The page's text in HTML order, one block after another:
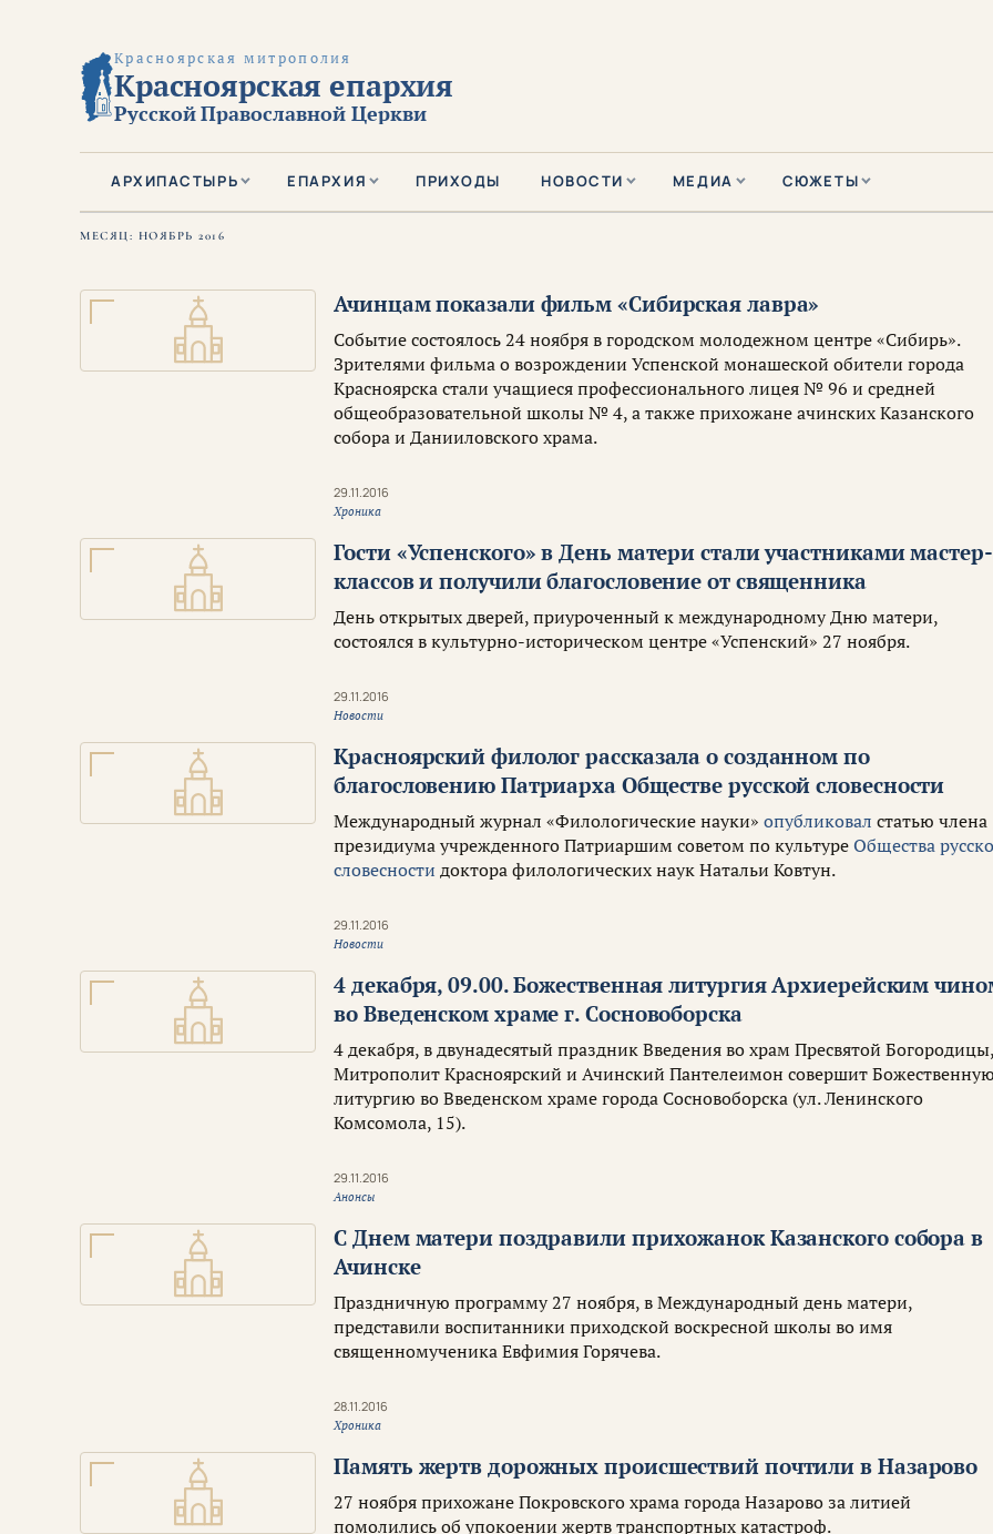
Красноярская митрополия
Красноярская епархия
Русской Православной Церкви
АРХИПАСТЫРЬ ЕПАРХИЯ ПРИХОДЫ НОВОСТИ МЕДИА СЮЖЕТЫ
МЕСЯЦ: НОЯБРЬ 2016
Ачинцам показали фильм «Сибирская лавра»
Событие состоялось 24 ноября в городском молодежном центре «Сибирь».
Зрителями фильма о возрождении Успенской монашеской обители города
Красноярска стали учащиеся профессионального лицея № 96 и средней
общеобразовательной школы № 4, а также прихожане ачинских Казанского
собора и Данииловского храма.
29.11.2016
Хроника
Гости «Успенского» в День матери стали участниками мастер-
классов и получили благословение от священника
День открытых дверей, приуроченный к международному Дню матери,
состоялся в культурно-историческом центре «Успенский» 27 ноября.
29.11.2016
Новости
Красноярский филолог рассказала о созданном по
благословению Патриарха Обществе русской словесности
Международный журнал «Филологические науки»опубликовал статью члена
президиума учрежденного Патриаршим советом по культуреОбщества
словесности доктора филологических наук Натальи Ковтун.
29.11.2016
Новости
4 декабря, 09.00.Божественная литургия Архиерейским
во Введенском храме г. Сосновоборска
4 декабря, в двунадесятый праздник Введения во храм Пресвятой
Митрополит Красноярский и Ачинский Пантелеимон совершит
литургию во Введенском храме города Сосновоборска (ул. Ленинского
Комсомола, 15).
29.11.2016
Анонсы
С Днем матери поздравили прихожанок Казанского собора в
Ачинске
Праздничную программу 27 ноября, в Международный день матери,
представили воспитанники приходской воскресной школы во имя
священномученика Евфимия Горячева.
28.11.2016
Хроника
Память жертв дорожных происшествий почтили в Назарово
27 ноября прихожане Покровского храма города Назарово за литией
помолились об упокоении жертв транспортных катастроф.